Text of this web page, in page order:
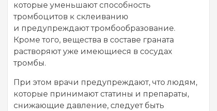
которые уменьшают способность
тромбоцитов к склеиванию
и предупреждают тромбообразование.
Кроме того, вещества в составе граната
растворяют уже имеющиеся в сосудах
тромбы.
При этом врачи предупреждают, что людям,
которые принимают статины и препараты,
снижающие давление, следует быть